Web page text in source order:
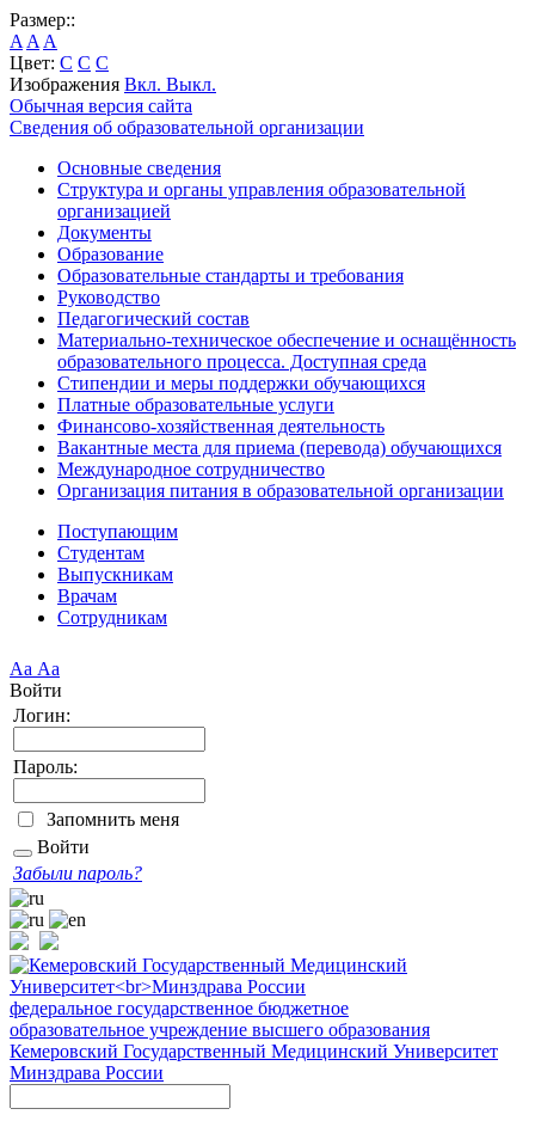
Размер::
A A A
Цвет: C C C
Изображения Вкл. Выкл.
Обычная версия сайта
Сведения об образовательной организации
Основные сведения
Структура и органы управления образовательной
организацией
Документы
Образование
Образовательные стандарты и требования
Руководство
Педагогический состав
Материально-техническое обеспечение и оснащённость
образовательного процесса. Доступная среда
Стипендии и меры поддержки обучающихся
Платные образовательные услуги
Финансово-хозяйственная деятельность
Вакантные места для приема (перевода) обучающихся
Международное сотрудничество
Организация питания в образовательной организации
Поступающим
Студентам
Выпускникам
Врачам
Сотрудникам
Аа Аа
Войти
Логин:
Пароль:
Запомнить меня
Войти
Забыли пароль?
федеральное государственное бюджетное
образовательное учреждение высшего образования
Кемеровский Государственный Медицинский Университет
Минздрава России